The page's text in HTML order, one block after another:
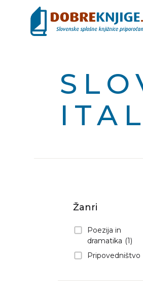
Žanri
Poezija in
dramatika (1)
Pripovedništvo